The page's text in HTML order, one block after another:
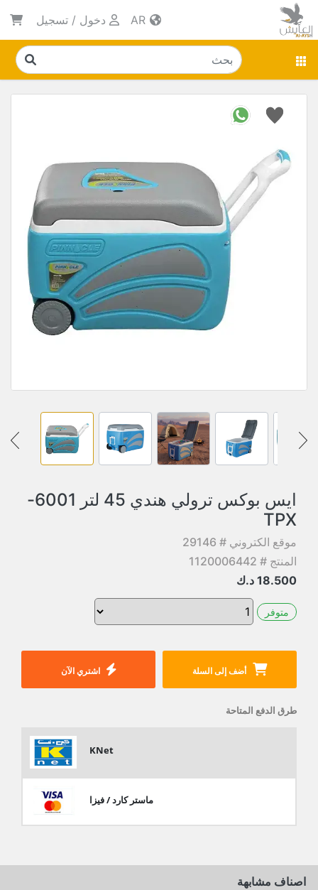
دخول / تسجيل
ايس بوكس ترولي هندي 45 لتر 6001-
TPX
موقع الكتروني # 29146
المنتج # 1120006442
18.500 د.ك
متوفر
أضف إلى السلة اشتري الآن
طرق الدفع المتاحة
KNet
ماستر كارد / فيزا
اصناف مشابهة